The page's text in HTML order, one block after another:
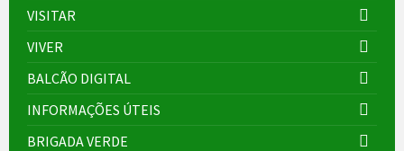
VISITAR
VIVER
BALCÃO DIGITAL
INFORMAÇÕES ÚTEIS
BRIGADA VERDE